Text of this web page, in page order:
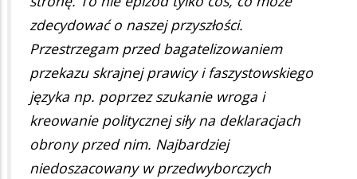
zdecydować o naszej przyszłości.
Przestrzegam przed bagatelizowaniem
przekazu skrajnej prawicy i faszystowskiego
języka np. poprzez szukanie wroga i
kreowanie politycznej siły na deklaracjach
obrony przed nim. Najbardziej
niedoszacowany w przedwyborczych